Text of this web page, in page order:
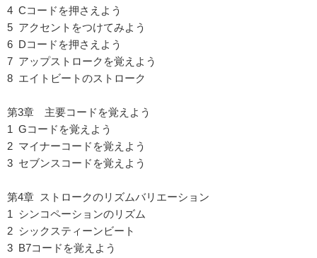
4 Cコードを押さえよう
5 アクセントをつけてみよう
6 Dコードを押さえよう
7 アップストロークを覚えよう
8 エイトビートのストローク
第3章 主要コードを覚えよう
1 Gコードを覚えよう
2 マイナーコードを覚えよう
3 セブンスコードを覚えよう
第4章 ストロークのリズムバリエーション
1 シンコペーションのリズム
2 シックスティーンビート
3 B7コードを覚えよう